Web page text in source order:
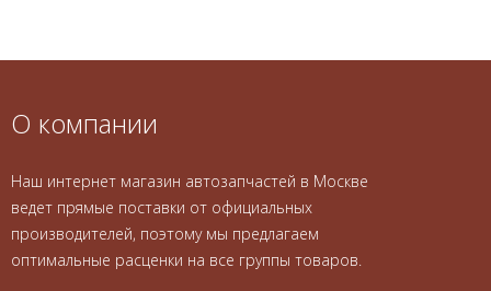
О компании
Наш интернет магазин автозапчастей в Москве
ведет прямые поставки от официальных
производителей, поэтому мы предлагаем
оптимальные расценки на все группы товаров.